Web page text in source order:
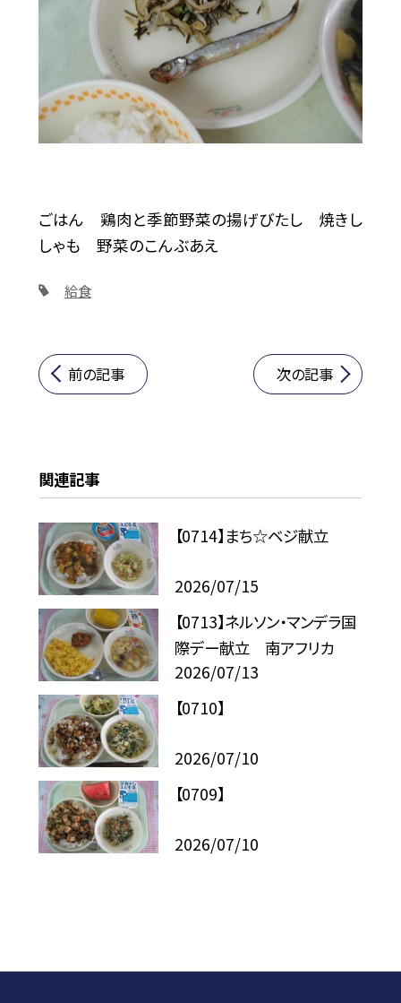
ごはん 鶏肉と季節野菜の揚げびたし 焼きし
しゃも 野菜のこんぶあえ
給食
前の記事 次の記事
関連記事
【0714】まち☆ベジ献立
2026/07/15
【0713】ネルソン・マンデラ国
際デー献立 南アフリカ
2026/07/13
【0710】
2026/07/10
【0709】
2026/07/10